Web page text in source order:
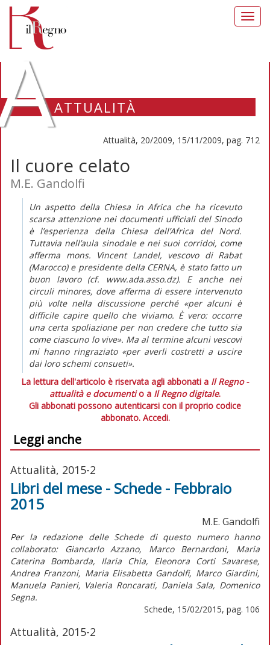
ATTUALITÀ
Attualità, 20/2009, 15/11/2009, pag. 712
Il cuore celato
M.E. Gandolfi
Un aspetto della Chiesa in Africa che ha ricevuto
scarsa attenzione nei documenti ufficiali del Sinodo
è l’esperienza della Chiesa dell’Africa del Nord.
Tuttavia nell’aula sinodale e nei suoi corridoi, come
afferma mons. Vincent Landel, vescovo di Rabat
(Marocco) e presidente della CERNA, è stato fatto un
buon lavoro (cf. www.ada.asso.dz). E anche nei
circuli minores, dove afferma di essere intervenuto
più volte nella discussione perché «per alcuni è
difficile capire quello che viviamo. È vero: occorre
una certa spoliazione per non credere che tutto sia
come ciascuno lo vive». Ma al termine alcuni vescovi
mi hanno ringraziato «per averli costretti a uscire
dai loro schemi consueti».
La lettura dell'articolo è riservata agli abbonati a Il Regno -
attualità e documentio a Il Regno digitale.
Gli abbonati possono autenticarsi con il proprio codice
abbonato. Accedi.
Leggi anche
Attualità, 2015-2
Libri del mese - Schede - Febbraio
2015
M.E. Gandolfi
Per la redazione delle Schede di questo numero hanno
collaborato: Giancarlo Azzano, Marco Bernardoni, Maria
Caterina Bombarda, Ilaria Chia, Eleonora Corti Savarese,
Andrea Franzoni, Maria Elisabetta Gandolfi, Marco Giardini,
Manuela Panieri, Valeria Roncarati, Daniela Sala, Domenico
Segna.
Schede, 15/02/2015, pag. 106
Attualità, 2015-2